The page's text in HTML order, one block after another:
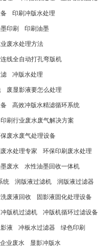
印刷冲版水处理
印刷 印刷油墨
废水处理方法
线全自动打孔弯版机
冲版水处理
废显影液要怎么处理
高效冲版水精滤循环系统
印刷行业废水废气解决方案
废水废气处理设备
水处理专家 环保印刷废水处理
废水 水性油墨回收一体机
统 润版液过滤机 润版液过滤器
废液回收 固影液固化处理设备
冲版机过滤机 冲版机循环过滤设备
液 冲板水过滤器 绿色印刷
企业废水 显影冲版水